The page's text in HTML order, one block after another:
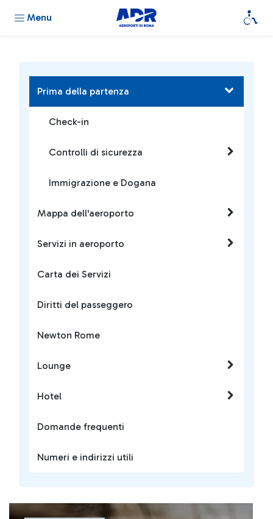
Menu
Prima della partenza
Check-in
Controlli di sicurezza
Immigrazione e Dogana
Mappa dell'aeroporto
Servizi in aeroporto
Carta dei Servizi
Diritti del passeggero
Newton Rome
Lounge
Hotel
Domande frequenti
Numeri e indirizzi utili